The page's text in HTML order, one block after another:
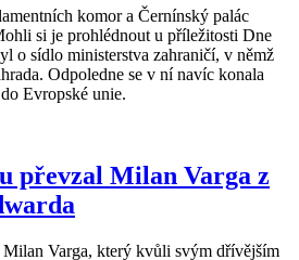
komor a Černínský palác
si je prohlédnout u příležitosti Dne
o sídlo ministerstva zahraničí, v němž
Odpoledne se v ní navíc konala
Evropské unie.
převzal Milan Varga z
Varga, který kvůli svým dřívějším